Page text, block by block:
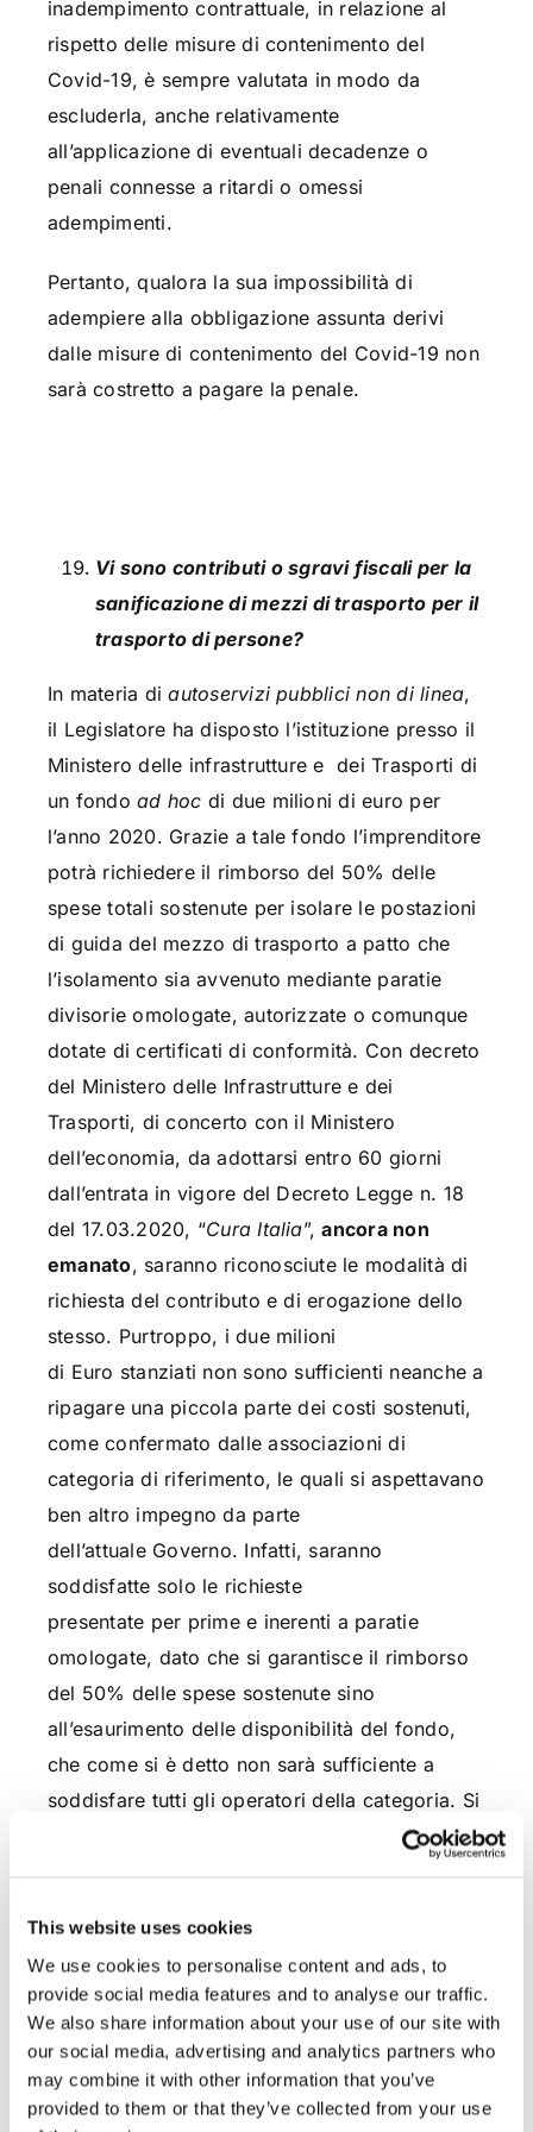
This website uses cookies
We use cookies to personalise content and ads, to
provide social media features and to analyse our traffic.
We also share information about your use of our site with
our social media, advertising and analytics partners who
may combine it with other information that you’ve
provided to them or that they’ve collected from your use
inadempimento contrattuale, in relazione al
rispetto delle misure di contenimento del
Covid-19, è sempre valutata in modo da
escluderla, anche relativamente
all’applicazione di eventuali decadenze o
penali connesse a ritardi o omessi
adempimenti.
Pertanto, qualora la sua impossibilità di
adempiere alla obbligazione assunta derivi
dalle misure di contenimento del Covid-19 non
sarà costretto a pagare la penale.
Vi sono contributi o sgravi fiscali per la
sanificazione di mezzi di trasporto per il
trasporto di persone?
In materia diautoservizi pubblici non di linea,
il Legislatore ha disposto l’istituzione presso il
Ministero delle infrastrutture e dei Trasporti di
un fondoad hoc di due milioni di euro per
l’anno 2020. Grazie a tale fondo l’imprenditore
potrà richiedere il rimborso del 50% delle
spese totali sostenute per isolare le postazioni
di guida del mezzo di trasporto a patto che
l’isolamento sia avvenuto mediante paratie
divisorie omologate, autorizzate o comunque
dotate di certificati di conformità. Con decreto
del Ministero delle Infrastrutture e dei
Trasporti, di concerto con il Ministero
dell’economia, da adottarsi entro 60 giorni
dall’entrata in vigore del Decreto Legge n. 18
del 17.03.2020, “Cura Italia”,ancora non
emanato, saranno riconosciute le modalità di
richiesta del contributo e di erogazione dello
stesso. Purtroppo, i due milioni
di Euro stanziati non sono sufficienti neanche a
ripagare una piccola parte dei costi sostenuti,
come confermato dalle associazioni di
categoria di riferimento, le quali si aspettavano
ben altro impegno da parte
dell’attuale Governo. Infatti, saranno
soddisfatte solo le richieste
presentate per prime e inerenti a paratie
omologate, dato che si garantisce il rimborso
del 50% delle spese sostenute sino
all’esaurimento delle disponibilità del fondo,
che come si è detto non sarà sufficiente a
soddisfare tutti gli operatori della categoria. Si
consiglia di affidarsi ad uno Studio Legale in
di predisporre correttamente il modulo di
richiesta del contributo, soprattutto ove si tratti
di attività imprenditoriale svolta mediante un
elevato numero di mezzi di trasporto e
pertanto comportante ingenti spese di messa
in sicurezza con costi esorbitanti.